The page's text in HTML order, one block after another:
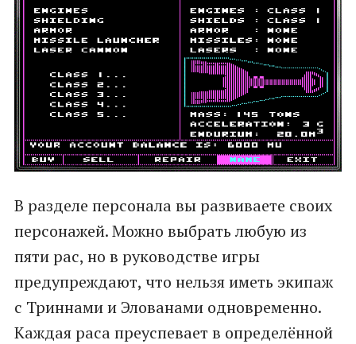
В разделе персонала вы развиваете своих
персонажей. Можно выбрать любую из
пяти рас, но в руководстве игры
предупреждают, что нельзя иметь экипаж
с Триннами и Элованами одновременно.
Каждая раса преуспевает в определённой